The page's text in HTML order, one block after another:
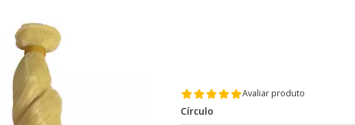
Avaliar produto
Círculo